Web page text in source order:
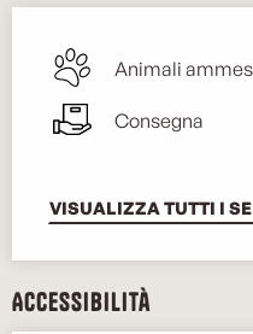
Animali
Consegna
VISUALIZZA TUTTI I
Accessibilità